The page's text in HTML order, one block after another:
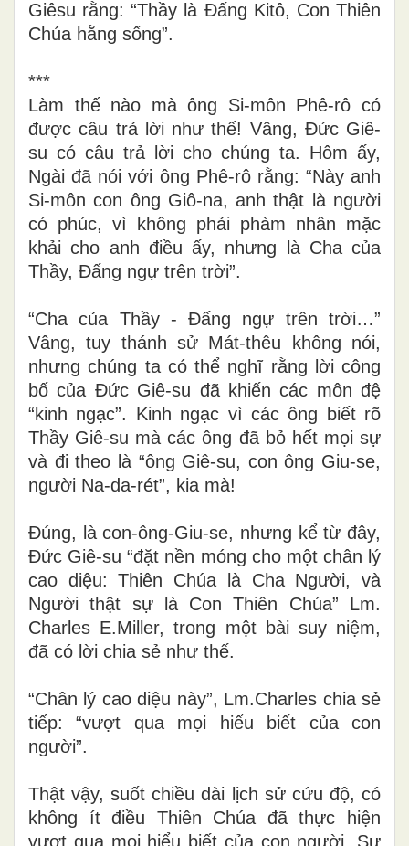
Giêsu rằng: “Thầy là Đấng Kitô, Con Thiên
Chúa hằng sống”.
***
Làm thế nào mà ông Si-môn Phê-rô có
được câu trả lời như thế! Vâng, Đức Giê-
su có câu trả lời cho chúng ta. Hôm ấy,
Ngài đã nói với ông Phê-rô rằng: “Này anh
Si-môn con ông Giô-na, anh thật là người
có phúc, vì không phải phàm nhân mặc
khải cho anh điều ấy, nhưng là Cha của
Thầy, Đấng ngự trên trời”.
“Cha của Thầy - Đấng ngự trên trời…”
Vâng, tuy thánh sử Mát-thêu không nói,
nhưng chúng ta có thể nghĩ rằng lời công
bố của Đức Giê-su đã khiến các môn đệ
“kinh ngạc”. Kinh ngạc vì các ông biết rõ
Thầy Giê-su mà các ông đã bỏ hết mọi sự
và đi theo là “ông Giê-su, con ông Giu-se,
người Na-da-rét”, kia mà!
Đúng, là con-ông-Giu-se, nhưng kể từ đây,
Đức Giê-su “đặt nền móng cho một chân lý
cao diệu: Thiên Chúa là Cha Người, và
Người thật sự là Con Thiên Chúa” Lm.
Charles E.Miller, trong một bài suy niệm,
đã có lời chia sẻ như thế.
“Chân lý cao diệu này”, Lm.Charles chia sẻ
tiếp: “vượt qua mọi hiểu biết của con
người”.
Thật vậy, suốt chiều dài lịch sử cứu độ, có
không ít điều Thiên Chúa đã thực hiện
vượt qua mọi hiểu biết của con người. Sự